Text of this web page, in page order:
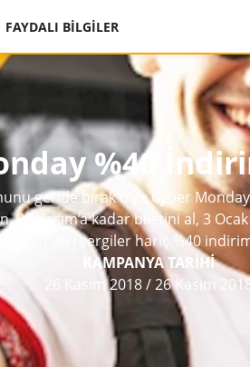
FAYDALI BİLGİLER
%40
geride bırak diye Cyber
26 Kasım’a kadar biletini al, 3
yeri vergiler hariç %40
KAMPANYA TARİHİ
26 Kasım 2018/26 Kasım